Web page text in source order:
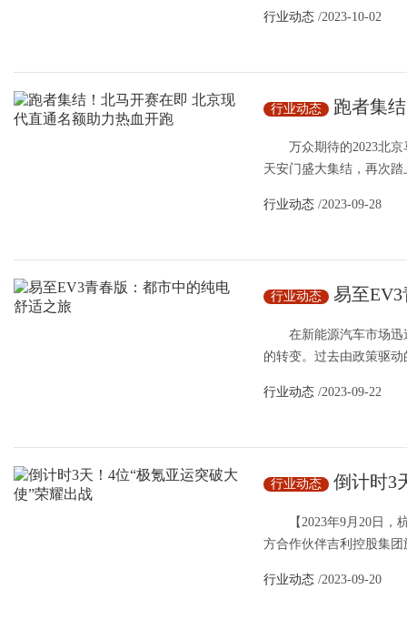
行业动态 /2023-10-02
行业动态
跑者集
热血开跑
万众期待的2023北京
天安门盛大集结，再次
行业动态 /2023-09-28
行业动态 易至
在新能源汽车市场迅
的转变。过去由政策驱
行业动态 /2023-09-22
行业动态 倒计时3
【2023年9月20日，杭
方合作伙伴吉利控股集
行业动态 /2023-09-20